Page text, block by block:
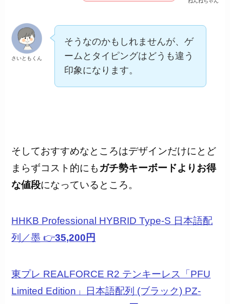
さいともくん
そうなのかもしれませんが、ゲ
ームとタイピングはどうも違う
印象になります。
そしておすすめなところはデザインだけにとど
まらずコスト的にも ガチ勢キーボードよりお得
な値段になっているところ。
HHKB Professional HYBRID Type-S 日本語配
列／墨 👉35,200円
東プレ REALFORCE R2 テンキーレス「PFU
Limited Edition」日本語配列 (ブラック) PZ-